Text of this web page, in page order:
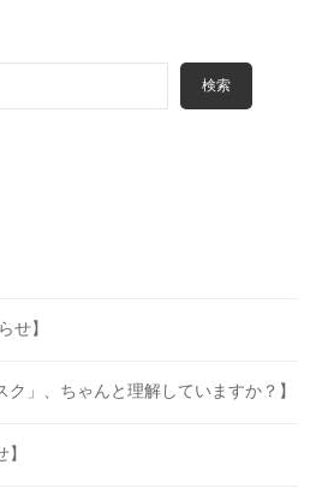
検索
せ】
」、ちゃんと理解していますか？】